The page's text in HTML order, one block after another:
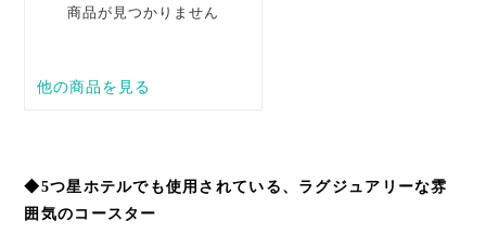
◆5つ星ホテルでも使用されている、ラグジュアリーな雰
囲気のコースター